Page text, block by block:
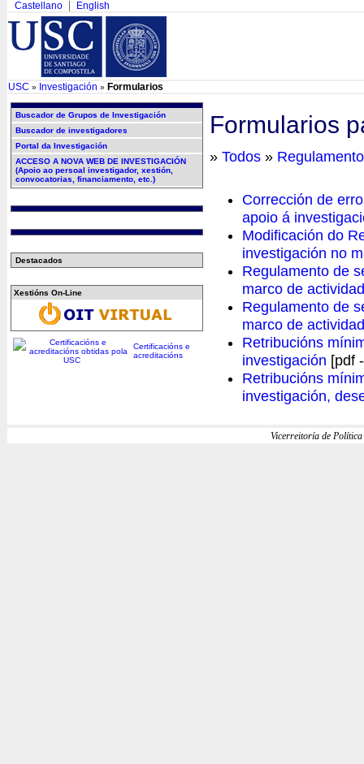
Castellano English
USC » Investigación » Formularios
Buscador de Grupos de Investigación
Buscador de investigadores
Portal da Investigación
ACCESO A NOVA WEB DE INVESTIGACIÓN
(Apoio ao persoal investigador, xestión,
convocatorias, financiamento, etc.)
Destacados
Xestións On-Line
Certificacións e
acreditacións
Formularios
» Todos »
Corrección de
apoio á
Modificación do
investigación no
Regulamento de
marco de
Regulamento de
marco de
Retribucións
investigación [pdf
Retribucións
investigación,
Vicerreitoría de